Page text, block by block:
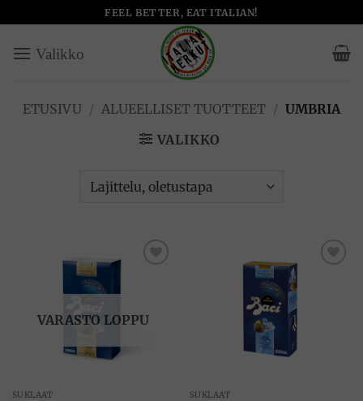
to
content
FEEL BETTER, EAT ITALIAN!
ETUSIVU / ALUEELLISET TUOTTEET / UMBRIA
VALIKKO
VARASTO LOPPU
SUKLAAT SUKLAAT